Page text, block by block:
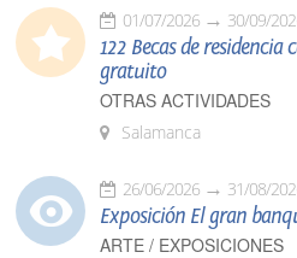
01/07/2026 30/09/
122 Becas de
gratuito
OTRAS ACTIVIDADES
Salamanca
26/06/2026 31/08/
Exposición El gran
ARTE / EXPOSICIONES